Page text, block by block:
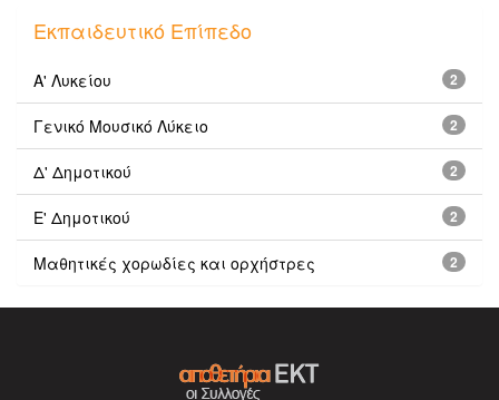
Εκπαιδευτικό Επίπεδο
2
Α' Λυκείου
2
Γενικό Μουσικό Λύκειο
2
Δ' Δημοτικού
2
Ε' Δημοτικού
2
Μαθητικές χορωδίες και ορχήστρες